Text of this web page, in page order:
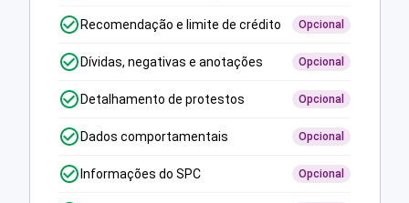
Recomendação e limite de crédito Opcional
Dívidas, negativas e anotações Opcional
Detalhamento de protestos Opcional
Dados comportamentais Opcional
Informações do SPC Opcional